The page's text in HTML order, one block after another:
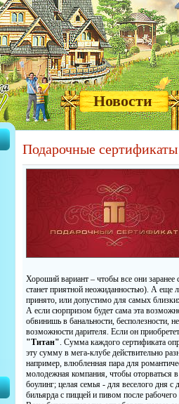
Новости
Подарочные
Хороший вариант – чтобы все они заранее
станет приятной неожиданностью). А еще
принято, или допустимо для самых
А если сюрпризом будет сама эта
обвинишь в банальности, бесполезности,
возможности дарителя. Если он
"Титан". Сумма каждого сертификата
эту сумму в мега-клубе действительно
например, влюбленная пара для
молодежная компания, чтобы оторваться
боулинг; целая семья - для веселого дня
бильярда с пиццей и пивом после